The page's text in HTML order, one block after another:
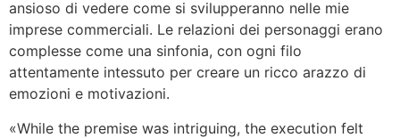
ansioso di vedere come si svilupperanno nelle mie
imprese commerciali. Le relazioni dei personaggi erano
complesse come una sinfonia, con ogni filo
attentamente intessuto per creare un ricco arazzo di
emozioni e motivazioni.
«While the premise was intriguing, the execution felt